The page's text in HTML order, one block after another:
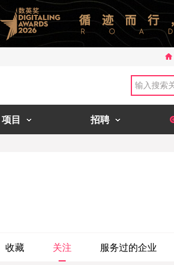
项目 招聘
收藏 关注 服务过的企业